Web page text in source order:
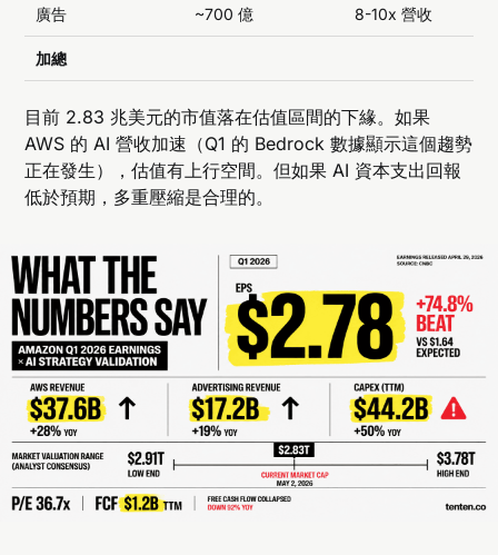
廣告 ~700 億 8-10x 營收
加總
目前 2.83 兆美元的市值落在估值區間的下緣。如果
AWS 的 AI 營收加速（Q1 的 Bedrock 數據顯示這個趨勢
正在發生），估值有上行空間。但如果 AI 資本支出回報
低於預期，多重壓縮是合理的。